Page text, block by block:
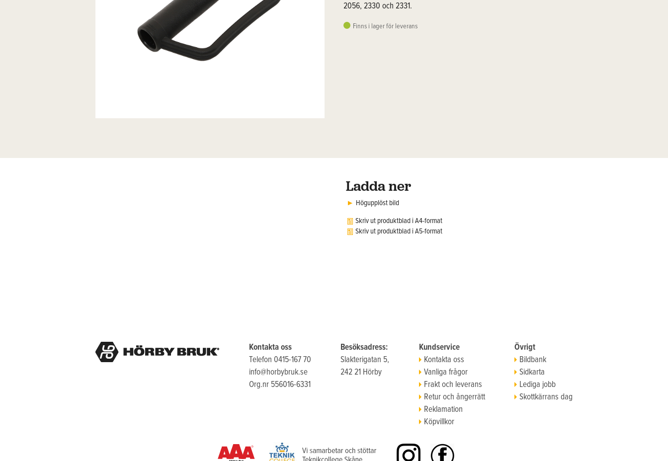
2056, 2330 och 2331.
Finns i lager för leverans
Ladda ner
Högupplöst bild
Skriv ut produktblad i A4-format
Skriv ut produktblad i A5-format
Kontakta oss
Telefon 0415-167 70
info@horbybruk.se
Org.nr 556016-6331
Besöksadress:
Slakterigatan 5,
242 21 Hörby
Kundservice
Kontakta oss
Vanliga frågor
Frakt och leverans
Retur och ångerrätt
Reklamation
Köpvillkor
Övrigt
Bildbank
Sidkarta
Lediga jobb
Skottkärrans dag